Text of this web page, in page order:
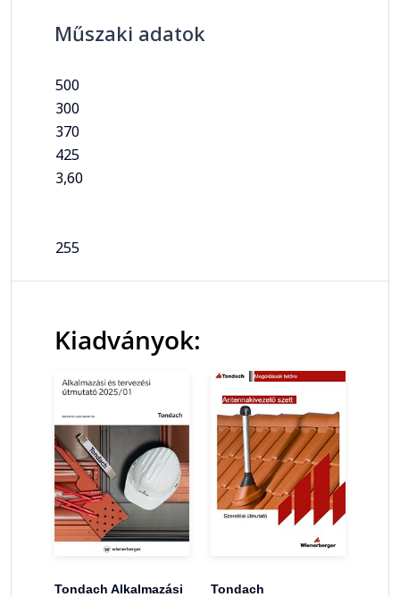
Műszaki adatok
500
300
370
425
3,60
255
Kiadványok:
Tondach Alkalmazási
Tondach